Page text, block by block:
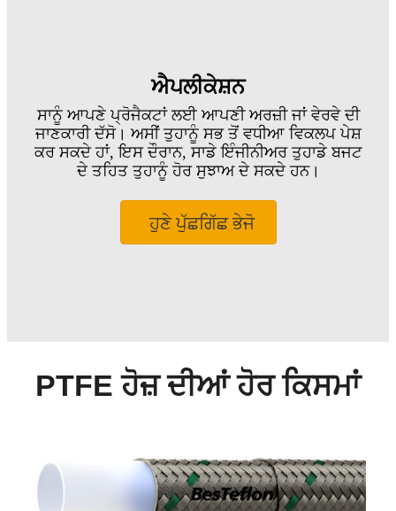
ਐਪਲੀਕੇਸ਼ਨ
ਸਾਨੂੰ ਆਪਣੇ ਪ੍ਰੋਜੈਕਟਾਂ ਲਈ ਆਪਣੀ ਅਰਜ਼ੀ ਜਾਂ ਵੇਰਵੇ ਦੀ
ਜਾਣਕਾਰੀ ਦੱਸੋ। ਅਸੀਂ ਤੁਹਾਨੂੰ ਸਭ ਤੋਂ ਵਧੀਆ ਵਿਕਲਪ ਪੇਸ਼
ਕਰ ਸਕਦੇ ਹਾਂ, ਇਸ ਦੌਰਾਨ, ਸਾਡੇ ਇੰਜੀਨੀਅਰ ਤੁਹਾਡੇ ਬਜਟ
ਦੇ ਤਹਿਤ ਤੁਹਾਨੂੰ ਹੋਰ ਸੁਝਾਅ ਦੇ ਸਕਦੇ ਹਨ।
ਹੁਣੇ ਪੁੱਛਗਿੱਛ ਭੇਜੋ
PTFE ਹੋਜ਼ ਦੀਆਂ ਹੋਰ ਕਿਸਮਾਂ